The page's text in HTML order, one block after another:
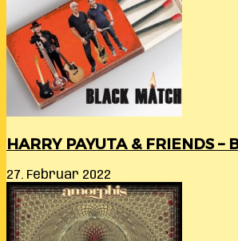
HARRY PAYUTA & FRIENDS
27. Februar 2022